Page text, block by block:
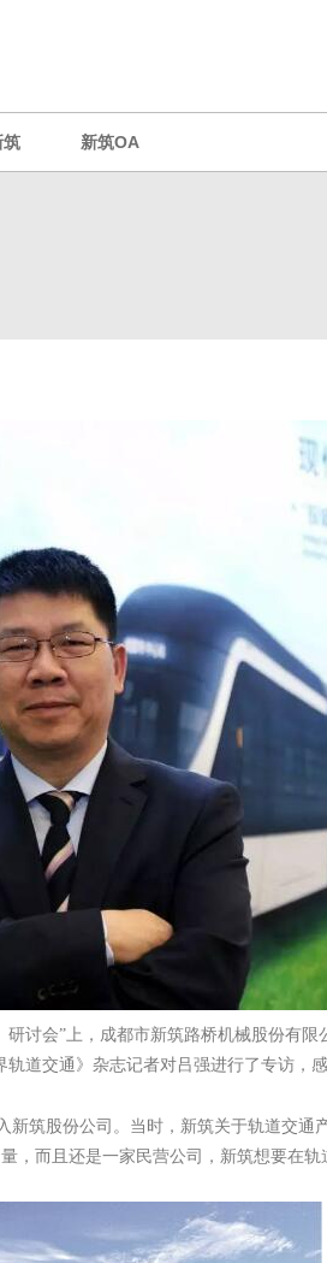
筑 新筑OA
讨会”上，成都市新筑路桥机械股份有
道交通》杂志记者对吕强进行了专访，
筑股份公司。当时，新筑关于轨道交
而且还是一家民营公司，新筑想要在